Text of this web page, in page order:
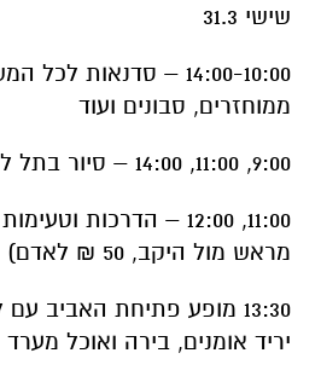
שישי 31.3
14:00-10:00 – סדנאות
ממוחזרים, סבונים ועוד
9:00, 11:00, 14:00 – סיור בתל לכל המשפחה
11:00, 12:00 – הדרכות
מראש מול היקב, 50 ₪ לאדם)
יריד אומנים, בירה ואוכל מערד